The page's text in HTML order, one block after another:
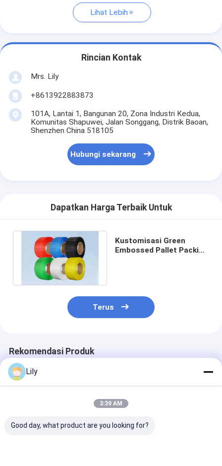
Lihat Lebih
Rincian Kontak
Mrs. Lily
+8613922883873
101A, Lantai 1, Bangunan 20, Zona Industri Kedua,
Komunitas Shapuwei, Jalan Songgang, Distrik Baoan,
Shenzhen China 518105
Hubungi sekarang
Dapatkan Harga Terbaik Untuk
Kustomisasi Green
Embossed Pallet Packing
Terus
Rekomendasi Produk
Lily
3:39 AM
Good day, what product are you looking for?